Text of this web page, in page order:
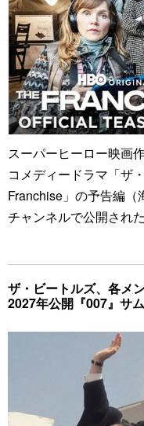
スーパーヒーロー映画
コメディードラマ「ザ
Franchise」の予告編
チャンネルで公開された
ザ・ビートルズ、各メ
2027年公開『007』サ